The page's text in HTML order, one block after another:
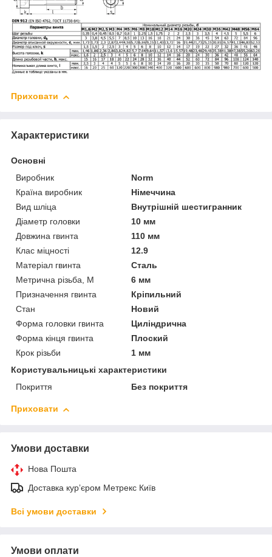
Приховати
Характеристики
Основні
Виробник
Norm
Країна виробник
Німеччина
Вид шліца
Внутрішній шестигранник
Діаметр головки
10 мм
Довжина гвинта
110 мм
Клас міцності
12.9
Матеріал гвинта
Сталь
Метрична різьба, М
6 мм
Призначення гвинта
Кріпильний
Стан
Новий
Форма головки гвинта
Циліндрична
Форма кінця гвинта
Плоский
Крок різьби
1 мм
Користувальницькі характеристики
Покриття
Без покриття
Приховати
Умови доставки
Нова Пошта
Доставка курʼєром Метрекс Київ
Всі умови доставки
Умови оплати